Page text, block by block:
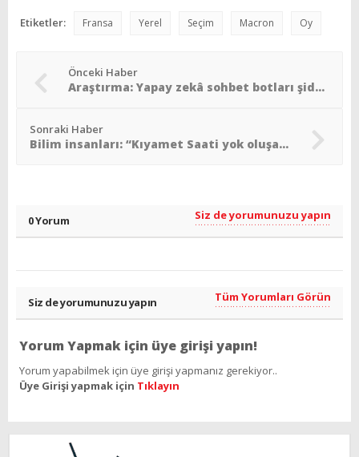
Etiketler: Fransa Yerel Seçim Macron Oy
Önceki Haber
Araştırma: Yapay zekâ sohbet botları şiddet planlarına yardım ediyor
Sonraki Haber
Bilim insanları: “Kıyamet Saati yok oluşa hiç olmadığı kadar yakın”
0 Yorum Siz de yorumunuzu yapın
Siz de yorumunuzu yapın Tüm Yorumları Görün
Yorum Yapmak için üye girişi yapın!
Yorum yapabilmek için üye girişi yapmanız gerekiyor..
Üye Girişi yapmak için Tıklayın